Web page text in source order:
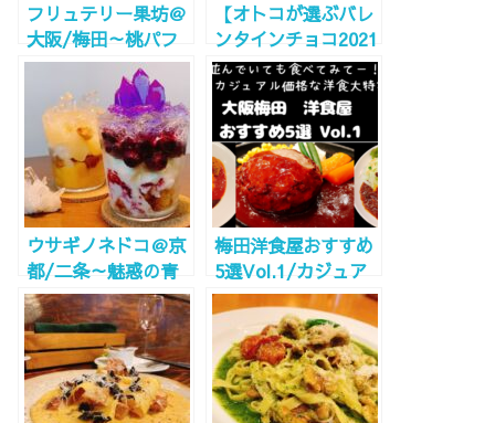
フリュテリー果坊＠
大阪/梅田～桃パフ
ェ最高！デパ地下フ
ルーツ屋～
【オトコが選ぶバレ
ンタインチョコ2021
おすすめ10選】阪急
百貨店チョコレート
博覧会2021！ステイ
ホームのお取り寄せ
でも是非！
ウサギノネドコ＠京
都/二条～魅惑の青
く輝く鉱石スイーツ
～
梅田洋食屋おすすめ
5選Vol.1/カジュア
ル価格のオススメ店